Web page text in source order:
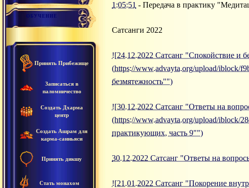
ОБУЧЕНИЕ
Принять Прибежище
Записаться в
паломничество
Создать Дхарма
центр
Создать Ашрам для
карма-санньяси
Принять дикшу
Стать монахом
1:05:51 - Передача в практику
Сатсанги 2022
![24.12.2022 Сатсанг "Спокойствие и
(https://www.advayta.org/upload/iblock/
безмятежность"")
![30.12.2022 Сатсанг "Ответы на
(https://www.advayta.org/upload/iblock/
практикующих, часть 9"")
30.12.2022 Сатсанг "Ответы на
![21.01.2022 Сатсанг "Покорение